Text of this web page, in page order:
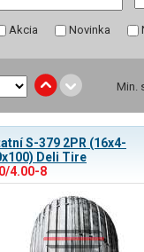
Akcia Novinka
Min.
S-379 2PR (16x4-
Deli Tire
4.00-8